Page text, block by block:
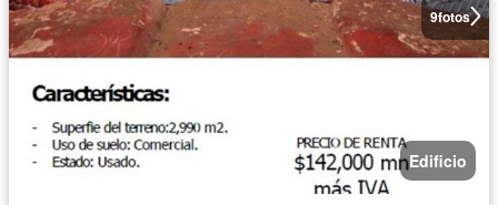
9fotos
Edificio